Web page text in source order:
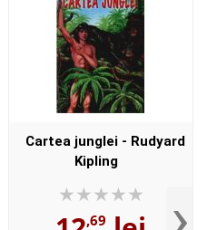
Cartea junglei - Rudyard
Kipling
,69